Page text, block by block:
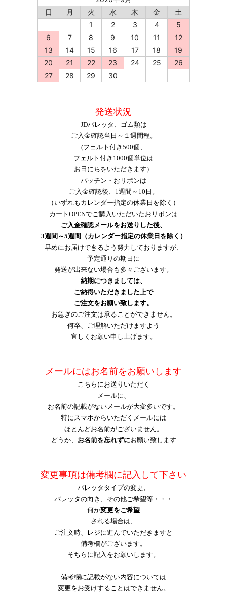
日
月 火 水 木 金
土
1
2 3 4
5
6
7 8 9 10 11
12
13
14 15 16 17 18
19
20
21 22 23 24 25
26
27
28 29 30
発送状況
JDバレッタ、ゴム類は
ご入金確認当日～１週間程。
(フェルト付き500個、
フェルト付き1000個単位は
お日にちをいただきます）
パッチン・おリボンは
ご入金確認後、1週間～10日。
（いずれもカレンダー指定の休業日を除く）
カートOPENでご購入いただいたおリボンは
ご入金確認メールをお送りした後、
3週間～5週間（カレンダー指定の休業日を除く）
早めにお届けできるよう努力しておりますが、
予定通りの期日に
発送が出来ない場合も多々ございます。
納期につきましては、
ご納得いただきました上で
ご注文をお願い致します。
お急ぎのご注文は承ることができません。
何卒、ご理解いただけますよう
宜しくお願い申し上げます。
メールにはお名前をお願いします
こちらにお送りいただく
メールに、
お名前の記載がないメールが大変多いです。
特にスマホからいただくメールには
ほとんどお名前がございません。
どうか、 お名前を忘れずにお願い致します
変更事項は備考欄に記入して下さい
バレッタタイプの変更、
バレッタの向き、その他ご希望等・・・
何か変更をご希望
される場合は、
ご注文時、レジに進んでいただきますと
備考欄がございます。
そちらに記入をお願いします。
備考欄に記載がない内容については
変更をお受けすることはできません。